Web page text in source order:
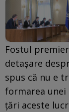
Fostul
detașare
spus că nu e
formarea unei
țări aceste